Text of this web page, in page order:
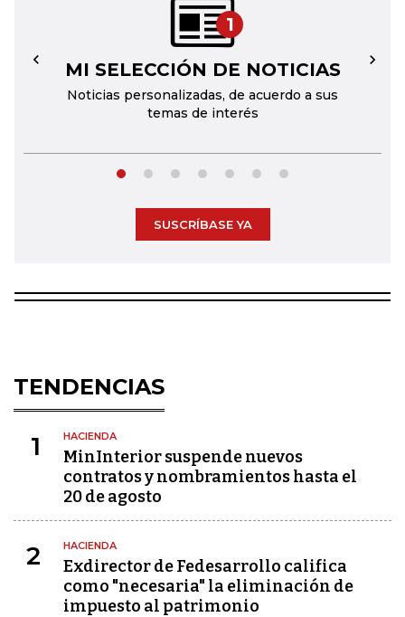
1
MI SELECCIÓN DE NOTICIAS
Noticias personalizadas, de acuerdo a sus
temas de interés
← →
SUSCRÍBASE YA
TENDENCIAS
1 HACIENDA
MinInterior suspende nuevos
contratos y nombramientos hasta el
20 de agosto
2 HACIENDA
Exdirector de Fedesarrollo califica
como "necesaria" la eliminación de
impuesto al patrimonio